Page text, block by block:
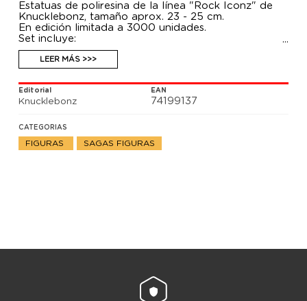
Estatuas de poliresina de la línea "Rock Iconz" de
Knucklebonz, tamaño aprox. 23 - 25 cm.
En edición limitada a 3000 unidades.
Set incluye:
- Freddie Mercury
- Brian May
- Roger Taylor
- John Deacon
LEER MÁS >>>
Editorial
Knucklebonz
EAN
74199137
CATEGORIAS
FIGURAS SAGAS FIGURAS